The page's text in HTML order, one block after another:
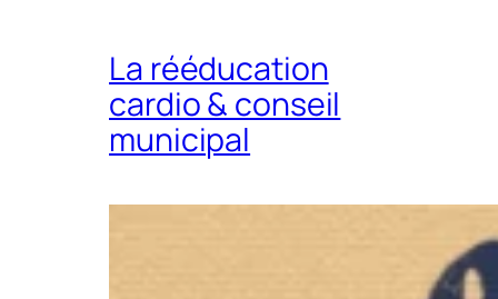
La rééducation
cardio & conseil
municipal